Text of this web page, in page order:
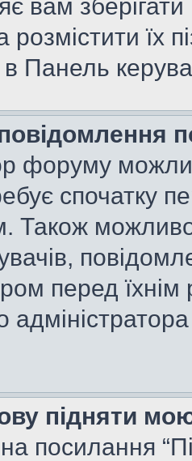
вам
розмістити їх
в Панель
форуму
спочатку
Також
перед
підняти
посилання